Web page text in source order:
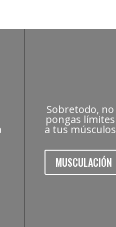
Sobretodo, no
pongas límites
a tus músculos
MUSCULACIÓN